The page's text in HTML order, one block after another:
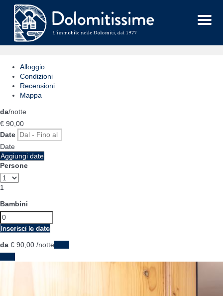
Menu
Alloggio
Condizioni
Recensioni
Mappa
da/notte
€ 90, 00
Date
Date
Aggiungi date
Persone
1
Bambini
Inserisci le date
da € 90, 00 /notte